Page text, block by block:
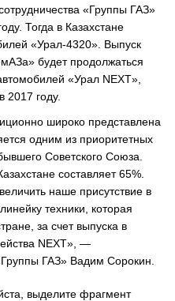
«Группы ГАЗ»
Тогда в Казахстане
«Урал-4320». Выпуск
будет продолжаться
«Урал NEXT»,
2017 году.
широко представлена
одним из приоритетных
Советского Союза.
составляет 65%.
наше присутствие в
техники, которая
за счет выпуска в
NEXT», —
ГАЗ» Вадим Сорокин.
выделите фрагмент